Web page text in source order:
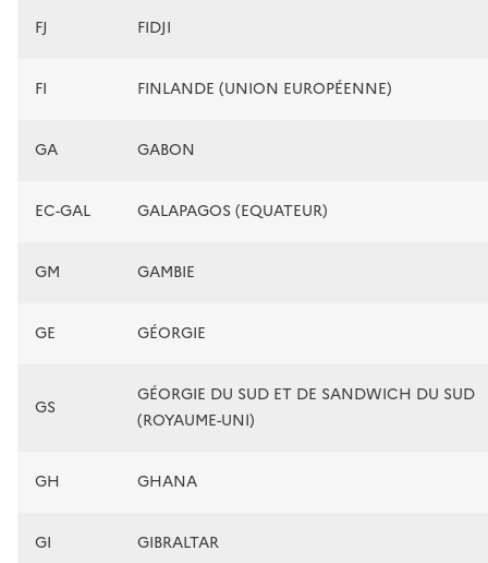
FJ FIDJI
FI FINLANDE (UNION EUROPÉENNE)
GA GABON
EC-GAL GALAPAGOS (EQUATEUR)
GM GAMBIE
GE GÉORGIE
GS
GÉORGIE DU SUD ET DE SANDWICH DU SUD
(ROYAUME-UNI)
GH GHANA
GI GIBRALTAR